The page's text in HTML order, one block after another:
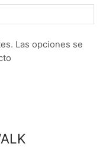
Las opciones se